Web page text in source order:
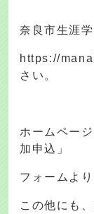
奈良市生涯
https://
さい。
ホームペー
加申込」
フォームよ
この他にも